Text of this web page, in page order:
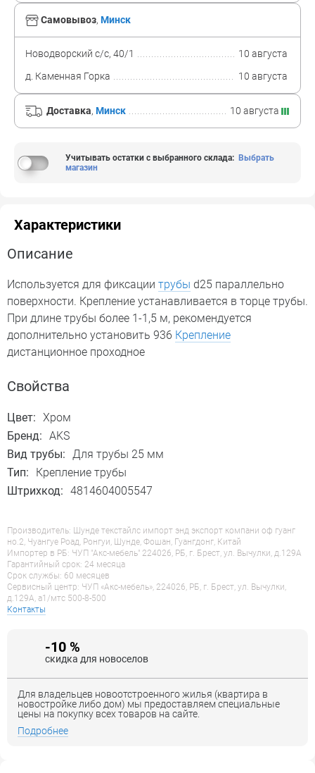
Самовывоз, Минск
Новодворский с/с, 40/1
10 августа
д. Каменная Горка
10 августа
Доставка, Минск 10 августа
Учитывать остатки с выбранного склада: Выбрать
магазин
Характеристики
Описание
Используется для фиксации трубы d25 параллельно
поверхности. Крепление устанавливается в торце трубы.
При длине трубы более 1-1,5 м, рекомендуется
дополнительно установить 936 Крепление
дистанционное проходное
Свойства
Цвет: Хром
Бренд: AKS
Вид трубы: Для трубы 25 мм
Тип:
Крепление трубы
Штрихкод: 4814604005547
Производитель: Шунде текстайлс импорт энд экспорт компани оф гуанг
но.2, Чуангуе Роад, Ронгуи, Шунде, Фошан, Гуангдонг, Китай
Импортер в РБ: ЧУП "Акс-мебель" 224026, РБ, г. Брест, ул. Вычулки, д.129А
Гарантийный срок: 24 месяца
Срок службы: 60 месяцев
Сервисный центр: ЧУП «Акс-мебель», 224026, РБ, г. Брест, ул. Вычулки,
д.129А, a1/мтс 500-8-500
Контакты
-10 %
скидка для новоселов
Для владельцев новоотстроенного жилья (квартира в
новостройке либо дом) мы предоставляем специальные
цены на покупку всех товаров на сайте.
Подробнее